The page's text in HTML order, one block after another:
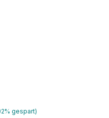
gespart)